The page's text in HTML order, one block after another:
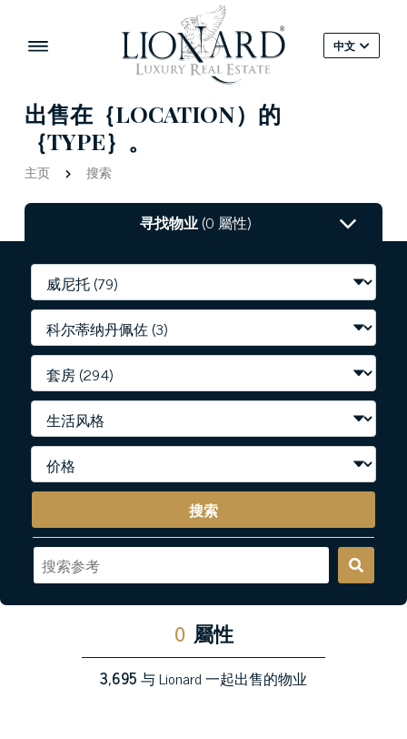
中文
出售在｛LOCATION）的
｛TYPE｝。
主页 搜索
寻找物业(0 屬性)
搜索
0 屬性
3,695与 Lionard 一起出售的物业